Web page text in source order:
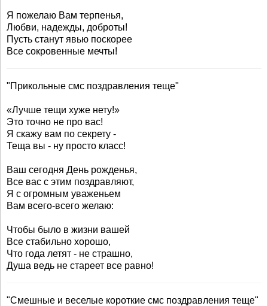
Я пожелаю Вам терпенья,
Любви, надежды, доброты!
Пусть станут явью поскорее
Все сокровенные мечты!
"Прикольные смс поздравления теще"
«Лучше тещи хуже нету!»
Это точно не про вас!
Я скажу вам по секрету -
Теща вы - ну просто класс!
Ваш сегодня День рожденья,
Все вас с этим поздравляют,
Я с огромным уваженьем
Вам всего-всего желаю:
Чтобы было в жизни вашей
Все стабильно хорошо,
Что года летят - не страшно,
Душа ведь не стареет все равно!
"Смешные и веселые короткие смс поздравления теще"